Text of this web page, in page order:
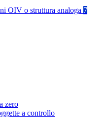
OIV o struttura analoga 7
zero
a controllo